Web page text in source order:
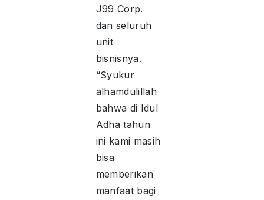
J99 Corp.
dan seluruh
unit
bisnisnya.
“Syukur
alhamdulillah
bahwa di Idul
Adha tahun
ini kami masih
bisa
memberikan
manfaat bagi